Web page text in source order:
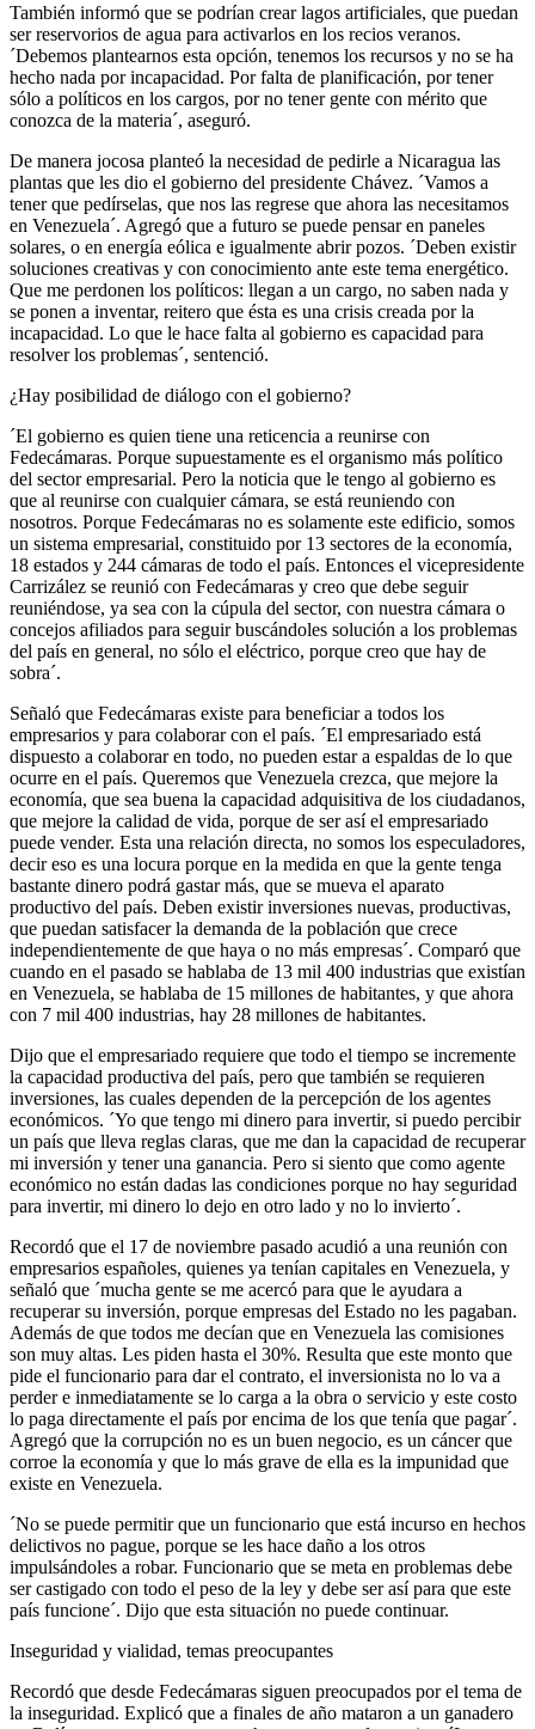
También informó que se podrían crear lagos artificiales, que puedan
ser reservorios de agua para activarlos en los recios veranos.
´Debemos plantearnos esta opción, tenemos los recursos y no se ha
hecho nada por incapacidad. Por falta de planificación, por tener
sólo a políticos en los cargos, por no tener gente con mérito que
conozca de la materia´, aseguró.
De manera jocosa planteó la necesidad de pedirle a Nicaragua las
plantas que les dio el gobierno del presidente Chávez. ´Vamos a
tener que pedírselas, que nos las regrese que ahora las necesitamos
en Venezuela´. Agregó que a futuro se puede pensar en paneles
solares, o en energía eólica e igualmente abrir pozos. ´Deben existir
soluciones creativas y con conocimiento ante este tema energético.
Que me perdonen los políticos: llegan a un cargo, no saben nada y
se ponen a inventar, reitero que ésta es una crisis creada por la
incapacidad. Lo que le hace falta al gobierno es capacidad para
resolver los problemas´, sentenció.
¿Hay posibilidad de diálogo con el gobierno?
´El gobierno es quien tiene una reticencia a reunirse con
Fedecámaras. Porque supuestamente es el organismo más político
del sector empresarial. Pero la noticia que le tengo al gobierno es
que al reunirse con cualquier cámara, se está reuniendo con
nosotros. Porque Fedecámaras no es solamente este edificio, somos
un sistema empresarial, constituido por 13 sectores de la economía,
18 estados y 244 cámaras de todo el país. Entonces el vicepresidente
Carrizález se reunió con Fedecámaras y creo que debe seguir
reuniéndose, ya sea con la cúpula del sector, con nuestra cámara o
concejos afiliados para seguir buscándoles solución a los problemas
del país en general, no sólo el eléctrico, porque creo que hay de
sobra´.
Señaló que Fedecámaras existe para beneficiar a todos los
empresarios y para colaborar con el país. ´El empresariado está
dispuesto a colaborar en todo, no pueden estar a espaldas de lo que
ocurre en el país. Queremos que Venezuela crezca, que mejore la
economía, que sea buena la capacidad adquisitiva de los ciudadanos,
que mejore la calidad de vida, porque de ser así el empresariado
puede vender. Esta una relación directa, no somos los especuladores,
decir eso es una locura porque en la medida en que la gente tenga
bastante dinero podrá gastar más, que se mueva el aparato
productivo del país. Deben existir inversiones nuevas, productivas,
que puedan satisfacer la demanda de la población que crece
independientemente de que haya o no más empresas´. Comparó que
cuando en el pasado se hablaba de 13 mil 400 industrias que existían
en Venezuela, se hablaba de 15 millones de habitantes, y que ahora
con 7 mil 400 industrias, hay 28 millones de habitantes.
Dijo que el empresariado requiere que todo el tiempo se incremente
la capacidad productiva del país, pero que también se requieren
inversiones, las cuales dependen de la percepción de los agentes
económicos. ´Yo que tengo mi dinero para invertir, si puedo percibir
un país que lleva reglas claras, que me dan la capacidad de recuperar
mi inversión y tener una ganancia. Pero si siento que como agente
económico no están dadas las condiciones porque no hay seguridad
para invertir, mi dinero lo dejo en otro lado y no lo invierto´.
Recordó que el 17 de noviembre pasado acudió a una reunión con
empresarios españoles, quienes ya tenían capitales en Venezuela, y
señaló que ´mucha gente se me acercó para que le ayudara a
recuperar su inversión, porque empresas del Estado no les pagaban.
Además de que todos me decían que en Venezuela las comisiones
son muy altas. Les piden hasta el 30%. Resulta que este monto que
pide el funcionario para dar el contrato, el inversionista no lo va a
perder e inmediatamente se lo carga a la obra o servicio y este costo
lo paga directamente el país por encima de los que tenía que pagar´.
Agregó que la corrupción no es un buen negocio, es un cáncer que
corroe la economía y que lo más grave de ella es la impunidad que
existe en Venezuela.
´No se puede permitir que un funcionario que está incurso en hechos
delictivos no pague, porque se les hace daño a los otros
impulsándoles a robar. Funcionario que se meta en problemas debe
ser castigado con todo el peso de la ley y debe ser así para que este
país funcione´. Dijo que esta situación no puede continuar.
Inseguridad y vialidad, temas preocupantes
Recordó que desde Fedecámaras siguen preocupados por el tema de
la inseguridad. Explicó que a finales de año mataron a un ganadero